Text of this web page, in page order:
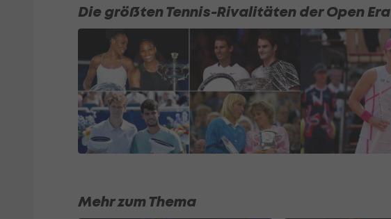
Die größten Tennis-Rivalitäten der Open Era
Mehr zum Thema